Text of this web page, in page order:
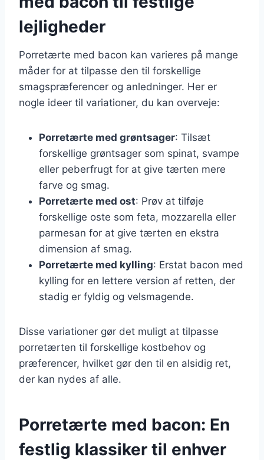
lejligheder
Porretærte med bacon kan varieres på mange
måder for at tilpasse den til forskellige
smagspræferencer og anledninger. Her er
nogle ideer til variationer, du kan overveje:
Porretærte med grøntsager: Tilsæt
forskellige grøntsager som spinat, svampe
eller peberfrugt for at give tærten mere
farve og smag.
Porretærte med ost: Prøv at tilføje
forskellige oste som feta, mozzarella eller
parmesan for at give tærten en ekstra
dimension af smag.
Porretærte med kylling: Erstat bacon med
kylling for en lettere version af retten, der
stadig er fyldig og velsmagende.
Disse variationer gør det muligt at tilpasse
porretærten til forskellige kostbehov og
præferencer, hvilket gør den til en alsidig ret,
der kan nydes af alle.
Porretærte med bacon: En
festlig klassiker til enhver